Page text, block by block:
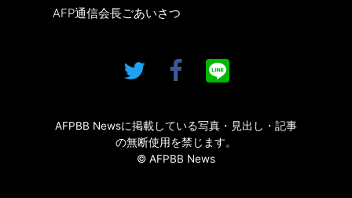
AFP通信会長ごあいさつ
AFPBB Newsに掲載している写真・見出し・記事
の無断使用を禁じます。
© AFPBB News